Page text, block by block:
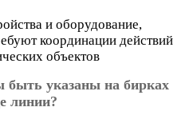
и оборудование,
координации действий
объектов
указаны на бирках
линии?